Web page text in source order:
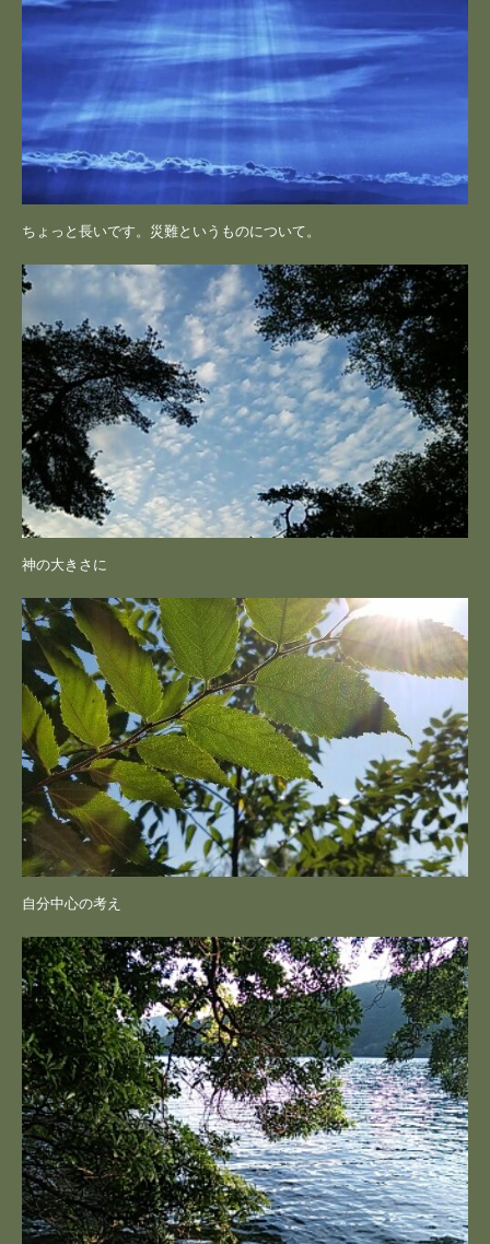
ちょっと長いです。災難というものについて。
神の大きさに
自分中心の考え